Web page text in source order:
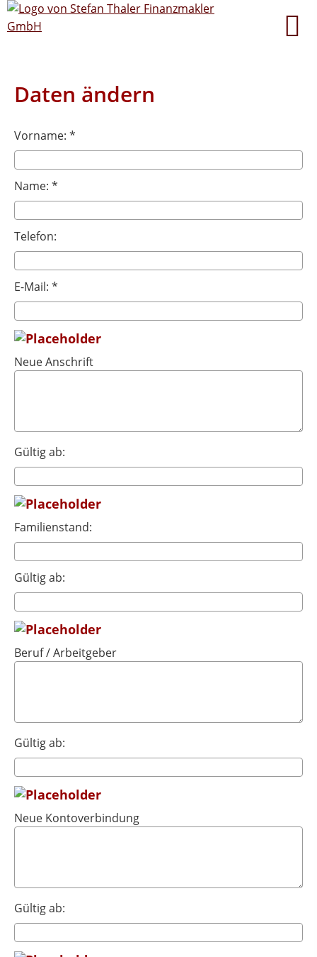
Daten ändern
Vorname: *
Name: *
Telefon:
E-Mail: *
Neue Anschrift
Gültig ab:
Familienstand:
Gültig ab:
Beruf / Arbeitgeber
Gültig ab:
Neue Kontoverbindung
Gültig ab: